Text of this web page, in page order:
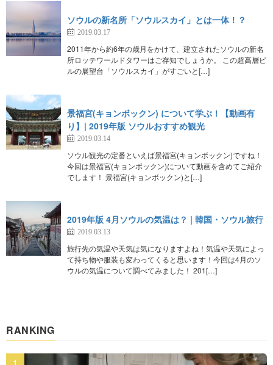
ソウルの新名所「ソウルスカイ」とは一体！？
2019.03.17
2011年から約6年の歳月をかけて、建立されたソウルの新名
所ロッテワールドタワーはご存知でしょうか。 この超高層ビ
ルの展望台「ソウルスカイ」がすごいと[…]
景福宮(キョンボックン) について学ぶ！【動画有
り】| 2019年版 ソウルおすすめ観光
2019.03.14
ソウル観光の定番といえば景福宮(キョンボックン)ですね！
今回は景福宮(キョンボックン)について動画を含めてご紹介
でします！ 景福宮(キョンボックン)と[…]
2019年版 4月ソウルの気温は？ | 韓国・ソウル旅行
2019.03.13
旅行先の気温や天気は気になりますよね！気温や天気によっ
て持ち物や服装も変わってくると思います！今回は4月のソ
ウルの気温について調べてみました！ 201[…]
RANKING